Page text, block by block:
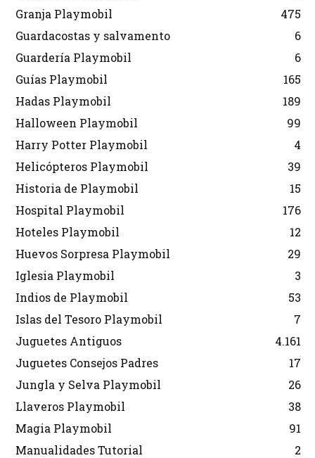
Granja Playmobil
475
Guardacostas y salvamento
6
Guardería Playmobil
6
Guías Playmobil
165
Hadas Playmobil
189
Halloween Playmobil
99
Harry Potter Playmobil
4
Helicópteros Playmobil
39
Historia de Playmobil
15
Hospital Playmobil
176
Hoteles Playmobil
12
Huevos Sorpresa Playmobil
29
Iglesia Playmobil
3
Indios de Playmobil
53
Islas del Tesoro Playmobil
7
Juguetes Antiguos
4.161
Juguetes Consejos Padres
17
Jungla y Selva Playmobil
26
Llaveros Playmobil
38
Magia Playmobil
91
Manualidades Tutorial
2